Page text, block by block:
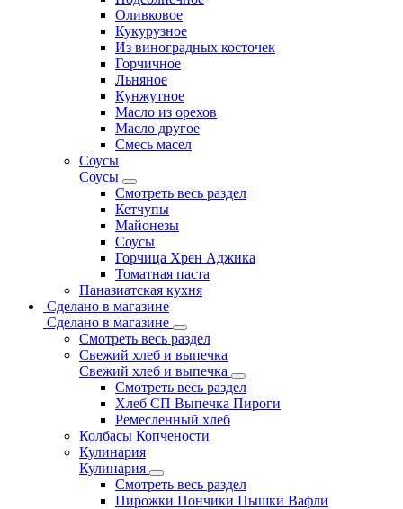
Оливковое
Кукурузное
Из виноградных косточек
Горчичное
Льняное
Кунжутное
Масло из орехов
Масло другое
Смесь масел
Соусы
Соусы
Смотреть весь раздел
Кетчупы
Майонезы
Соусы
Горчица Хрен Аджика
Томатная паста
Паназиатская кухня
Сделано в магазине
Сделано в магазине
Смотреть весь раздел
Свежий хлеб и выпечка
Свежий хлеб и выпечка
Смотреть весь раздел
Хлеб СП Выпечка Пироги
Ремесленный хлеб
Колбасы Копчености
Кулинария
Кулинария
Смотреть весь раздел
Пирожки Пончики Пышки Вафли